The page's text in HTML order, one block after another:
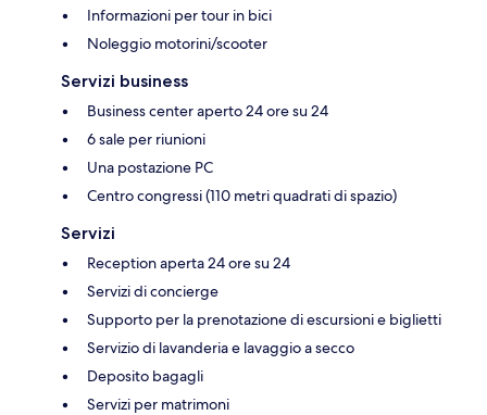
Informazioni per tour in bici
Noleggio motorini/scooter
Servizi business
Business center aperto 24 ore su 24
6 sale per riunioni
Una postazione PC
Centro congressi (110 metri quadrati di spazio)
Servizi
Reception aperta 24 ore su 24
Servizi di concierge
Supporto per la prenotazione di escursioni e biglietti
Servizio di lavanderia e lavaggio a secco
Deposito bagagli
Servizi per matrimoni